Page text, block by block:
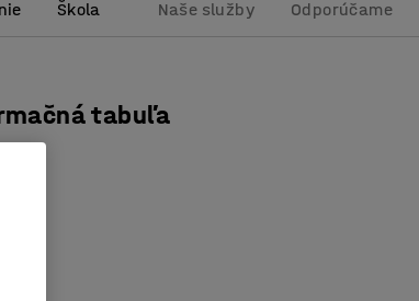
Škola Naše služby Odporúčame
tabuľa